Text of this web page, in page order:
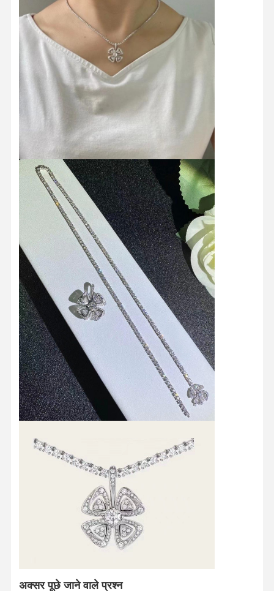
कारखाने का दौरा गुणवत्ता नियंत्रण हमसे संपर्क करें
उद्धरण मांगें
18K हीरे के छल्ले
18 केटी स्वर्ण कंगन
18K लटकन हार
18K स्वर्ण कंगन
हीरा घड़ी कंगन
18 कैरेट सोने की बालियां
18K सोने का ब्रश
18K आभूषण सेट
14K डायमंड बंगला
14 कैरेट सोने की अंगूठी
14CT स्वर्ण कंगन
अनुकूलित प्लैटिनम आभूषण
अक्सर पूछे जाने वाले प्रश्न